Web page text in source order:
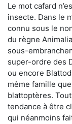
Le mot cafard
insecte. Dans le
connu sous le
du règne
sous-
super-ordre des
ou encore
même famille
blattoptères.
tendance à être
qui néanmoins